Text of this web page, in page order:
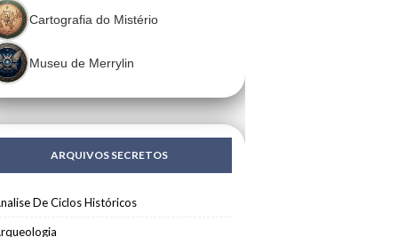
Cartografia do Mistério
Museu de Merrylin
ARQUIVOS SECRETOS
De Ciclos Históricos